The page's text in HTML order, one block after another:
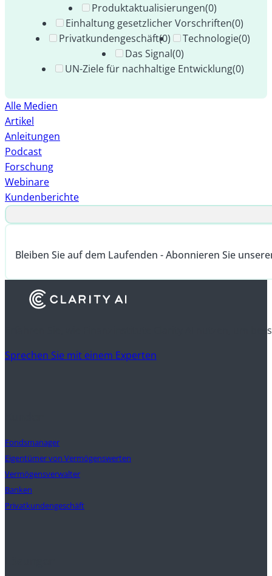
Produktaktualisierungen(0)
Einhaltung gesetzlicher Vorschriften(0)
Privatkundengeschäft(0) Technologie(0)
Das Signal(0)
UN-Ziele für nachhaltige Entwicklung(0)
Alle Medien
Artikel
Anleitungen
Podcast
Forschung
Webinare
Kundenberichte
Bleiben Sie auf dem Laufenden - Abonnieren Sie
Erfahren Sie, wie Finanzinstitute Clarity AI nutzen, um
Sprechen Sie mit einem Experten
Fondsmanager
Eigentümer von Vermögenswerten
Vermögensverwalter
Banken
Privatkundengeschäft